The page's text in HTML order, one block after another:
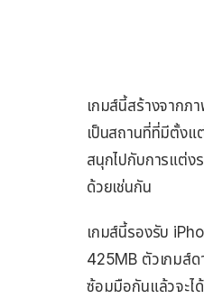
เกมส์นี้สร้างจากภ
เป็นสถานที่ที่มีตั้งแ
สนุกไปกับการแต่ง
ด้วยเช่นกัน
เกมส์นี้รองรับ
425MB ตัวเกมส์ด
ซ้อมมือกันแล้วจะไ